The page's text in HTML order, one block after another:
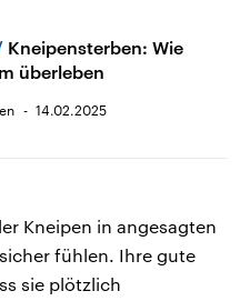
Kneipensterben: Wie
überleben
14.02.2025
Kneipen in angesagten
fühlen. Ihre gute
sie plötzlich